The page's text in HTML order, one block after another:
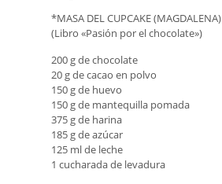
*MASA DEL CUPCAKE (MAGDALENA)
(Libro «Pasión por el chocolate»)
200 g de chocolate
20 g de cacao en polvo
150 g de huevo
150 g de mantequilla pomada
375 g de harina
185 g de azúcar
125 ml de leche
1 cucharada de levadura